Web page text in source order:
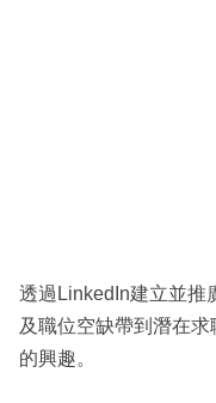
透過LinkedIn建立並推
及職位空缺帶到潛在
的興趣。